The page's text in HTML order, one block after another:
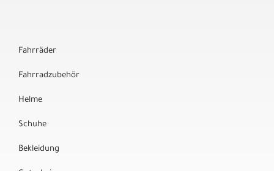
Fahrräder
Fahrradzubehör
Helme
Schuhe
Bekleidung